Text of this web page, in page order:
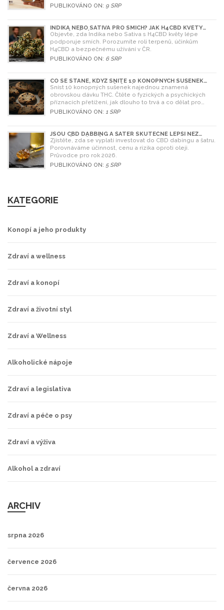
PUBLIKOVÁNO ON: 9 SRP
INDIKA NEBO SATIVA PRO SMÍCH? JAK H4CBD KVĚTY
OVLIVŇUJÍ NÁLADU
Objevte, zda Indika nebo Sativa s H4CBD květy lépe
podporuje smích. Porozumíte roli terpenů, účinkům
H4CBD a bezpečnému užívání v ČR.
PUBLIKOVÁNO ON: 6 SRP
CO SE STANE, KDYŽ SNÍTE 10 KONOPNÝCH SUŠENEK
NAJEDNOU? RIZIKA A ŘEŠENÍ
Sníst 10 konopných sušenek najednou znamená
obrovskou dávku THC. Čtěte o fyzických a psychických
příznacích přetížení, jak dlouho to trvá a co dělat pro
úlevu.
PUBLIKOVÁNO ON: 1 SRP
JSOU CBD DABBING A ŠATER SKUTEČNĚ LEPŠÍ NEŽ
OLEJ? ÚPLNÝ PRŮVODCE
Zjistěte, zda se vyplatí investovat do CBD dabingu a šatru.
Porovnáváme účinnost, cenu a rizika oproti oleji.
Průvodce pro rok 2026.
PUBLIKOVÁNO ON: 5 SRP
KATEGORIE
Konopí a jeho produkty
Zdraví a wellness
Zdraví a konopí
Zdraví a životní styl
Zdraví a Wellness
Alkoholické nápoje
Zdraví a legislativa
Zdraví a péče o psy
Zdraví a výživa
Alkohol a zdraví
ARCHIV
srpna 2026
července 2026
června 2026